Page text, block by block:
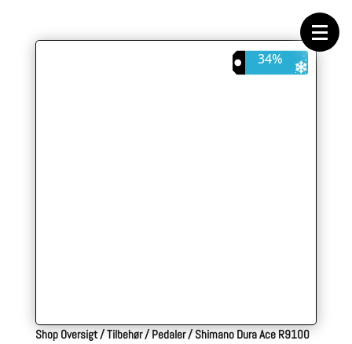
34%
Shop Oversigt/Tilbehør/Pedaler/Shimano Dura Ace R9100